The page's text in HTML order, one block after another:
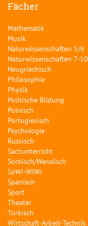
Fächer
Mathematik
Musik
Naturwissenschaften 5/6
Naturwissenschaften 7-10
Neugriechisch
Philosophie
Physik
Politische Bildung
Polnisch
Portugiesisch
Psychologie
Russisch
Sachunterricht
Sorbisch/Wendisch
SoWi-WiWi
Spanisch
Sport
Theater
Türkisch
Wirtschaft-Arbeit-Technik